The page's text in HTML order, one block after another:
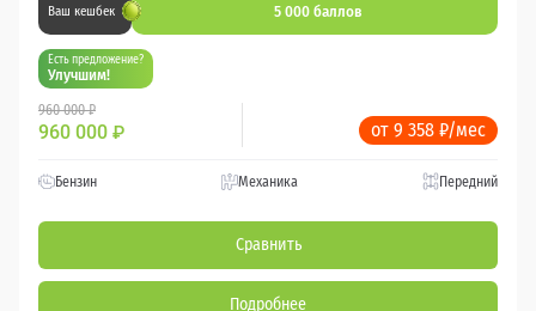
Ваш кешбек 5 000 баллов
Есть предложение?
Улучшим!
960 000 ₽
960 000 ₽ от 9 358 ₽/мес
Бензин Механика Передний
Сравнить
Подробнее